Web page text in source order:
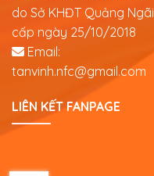
do Sở KHĐT Quảng Ngãi
cấp ngày 25/10/2018
Email:
tanvinh.nfc@gmail.com
LIÊN KẾT FANPAGE